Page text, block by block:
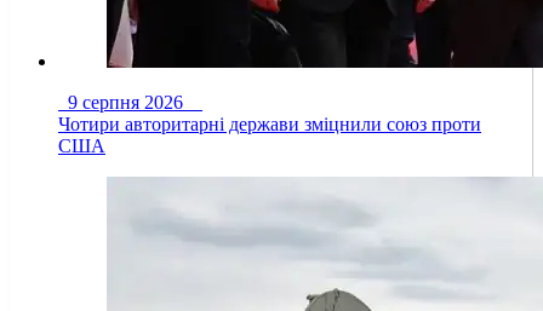
9 серпня 2026
Чотири авторитарні держави зміцнили союз проти
США